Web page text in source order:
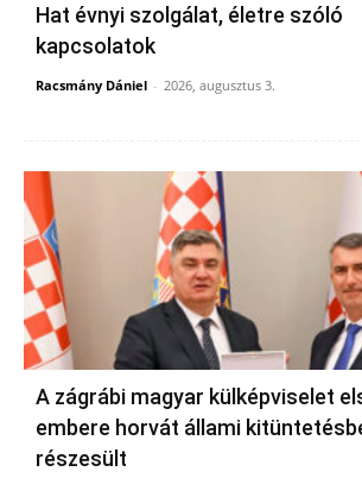
Hat évnyi szolgálat, életre szóló
kapcsolatok
Racsmány Dániel - 2026, augusztus 3.
A zágrábi magyar külképviselet
embere horvát állami
részesült